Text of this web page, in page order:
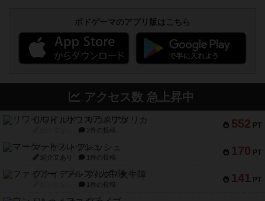
ボドゲーマのアプリ版はこちら
アクセス数 急上昇中
552 PT
リワイルド：サウスアメリカ
2件の投稿
170 PT
マーケットフレッシュ
紹介文あり 1件の投稿
141 PT
ファイアー・ブルズ / 火牛陣
1件の投稿